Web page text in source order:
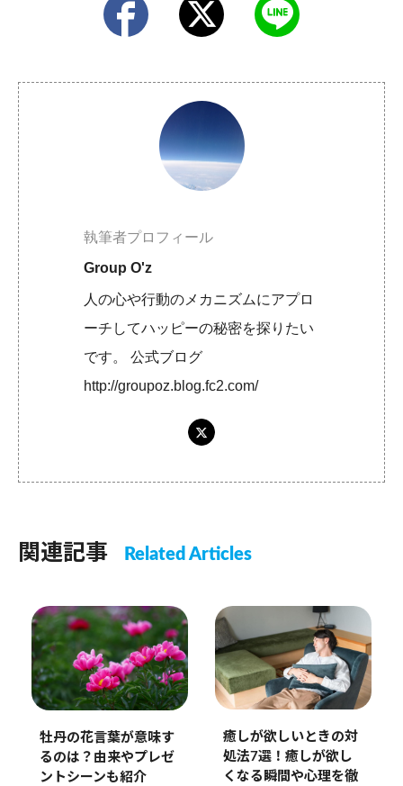
執筆者プロフィール
Group O'z
人の心や行動のメカニズムにアプロ
ーチしてハッピーの秘密を探りたい
です。 公式ブログ
http://groupoz.blog.fc2.com/
関連記事 Related Articles
牡丹の花言葉が意味す
るのは？由来やプレゼ
ントシーンも紹介
癒しが欲しいときの対
処法7選！癒しが欲し
くなる瞬間や心理を徹